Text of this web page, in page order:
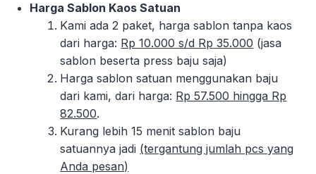
Harga Sablon Kaos Satuan
Kami ada 2 paket, harga sablon tanpa kaos
dari harga: Rp 10.000 s/d Rp 35.000 (jasa
sablon beserta press baju saja)
Harga sablon satuan menggunakan baju
dari kami, dari harga: Rp 57.500 hingga Rp
82.500.
Kurang lebih 15 menit sablon baju
satuannya jadi (tergantung jumlah pcs yang
Anda pesan)